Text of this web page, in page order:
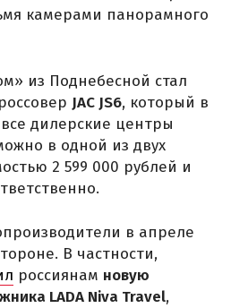
камерами панорамного
из Поднебесной стал
JAC JS6, который в
дилерские центры
в одной из двух
2 599 000 рублей и
в апреле
В частности,
россиянам новую
LADA Niva Travel,